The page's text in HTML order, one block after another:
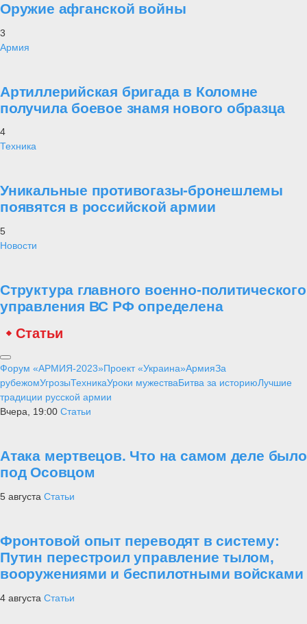
Оружие афганской войны
3
Армия
Артиллерийская бригада в Коломне
получила боевое знамя нового образца
4
Техника
Уникальные противогазы-бронешлемы
появятся в российской армии
5
Новости
Структура главного военно-политического
управления ВС РФ определена
Статьи
Форум «АРМИЯ-2023»Проект «Украина»АрмияЗа
рубежомУгрозыТехникаУроки мужестваБитва за историюЛучшие
традиции русской армии
Вчера, 19:00 Статьи
Атака мертвецов. Что на самом деле было
под Осовцом
5 августа Статьи
Фронтовой опыт переводят в систему:
Путин перестроил управление тылом,
вооружениями и беспилотными войсками
4 августа Статьи